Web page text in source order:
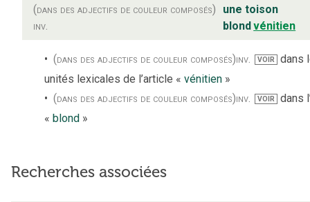
(dans des adjectifs de couleur composés)
inv.
une toison
blondvénitien
(dans des adjectifs de couleur composés)inv. VOIR dans
unités lexicales de l’article « vénitien »
(dans des adjectifs de couleur composés)inv. VOIR dans
« blond »
Recherches associées